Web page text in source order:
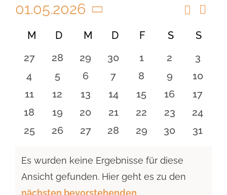
Suche
Suche
Monat
01.05.2026
Datum
wählen.
Kalender
von
Veranstaltungen
M MONTAG
D DIENSTAG
M MITTWOCH
D DONNERSTAG
F FREITAG
SSAMSTAG
S
0
Veranstaltungen
27
0
Veranstaltungen
28
0
Veranstaltungen
29
0
Veranstaltungen
30
0
Veranstaltungen
1
0
2
0
3
0
Veranstaltungen
4
0
Veranstaltungen
5
0
Veranstaltungen
6
0
Veranstaltungen
7
0
Veranstaltungen
8
0
9
0
10
0
Veranstaltungen
11
0
Veranstaltungen
12
0
Veranstaltungen
13
0
Veranstaltungen
14
0
Veranstaltungen
15
0
16
0
17
0
Veranstaltungen
18
0
Veranstaltungen
19
0
Veranstaltungen
20
0
Veranstaltungen
21
0
Veranstaltungen
22
0
23
0
24
0
25
0
26
0
27
0
28
0
29
0
30
0
31
Hinweis
Es wurden keine Ergebnisse für diese
Ansicht gefunden. Hier geht es zu den
nächsten bevorstehenden